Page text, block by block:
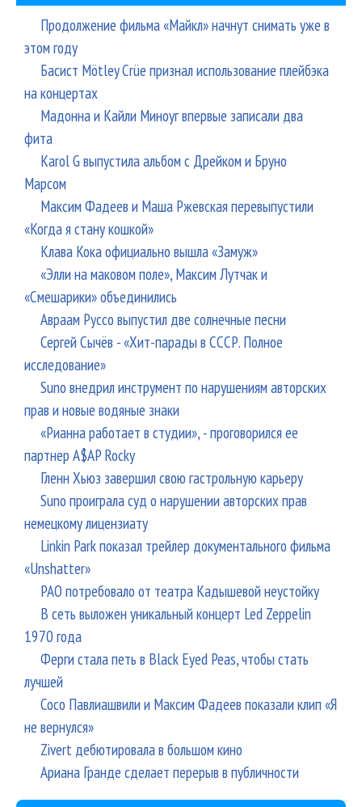
Продолжение фильма «Майкл» начнут снимать уже в
этом году
Басист Mötley Crüe признал использование плейбэка
на концертах
Мадонна и Кайли Миноуг впервые записали два
фита
Karol G выпустила альбом с Дрейком и Бруно
Марсом
Максим Фадеев и Маша Ржевская перевыпустили
«Когда я стану кошкой»
Клава Кока официально вышла «Замуж»
«Элли на маковом поле», Максим Лутчак и
«Смешарики» объединились
Авраам Руссо выпустил две солнечные песни
Сергей Сычёв - «Хит-парады в СССР. Полное
исследование»
Suno внедрил инструмент по нарушениям авторских
прав и новые водяные знаки
«Рианна работает в студии», - проговорился ее
партнер A$AP Rocky
Гленн Хьюз завершил свою гастрольную карьеру
Suno проиграла суд о нарушении авторских прав
немецкому лицензиату
Linkin Park показал трейлер документального фильма
«Unshatter»
РАО потребовало от театра Кадышевой неустойку
В сеть выложен уникальный концерт Led Zeppelin
1970 года
Ферги стала петь в Black Eyed Peas, чтобы стать
лучшей
Сосо Павлиашвили и Максим Фадеев показали клип «Я
не вернулся»
Zivert дебютировала в большом кино
Ариана Гранде сделает перерыв в публичности